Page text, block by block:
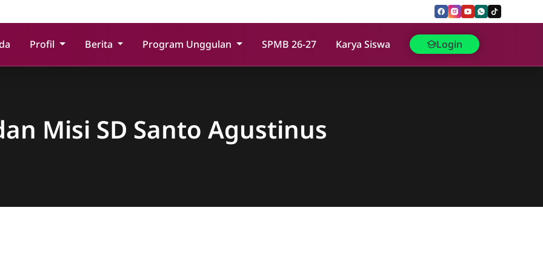
Profil Berita Program Unggulan SPMB 26-27 Karya Siswa Login
Misi SD Santo Agustinus